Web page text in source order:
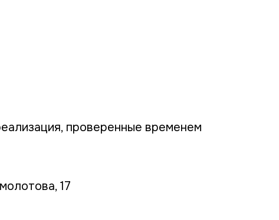
проверенные временем
17